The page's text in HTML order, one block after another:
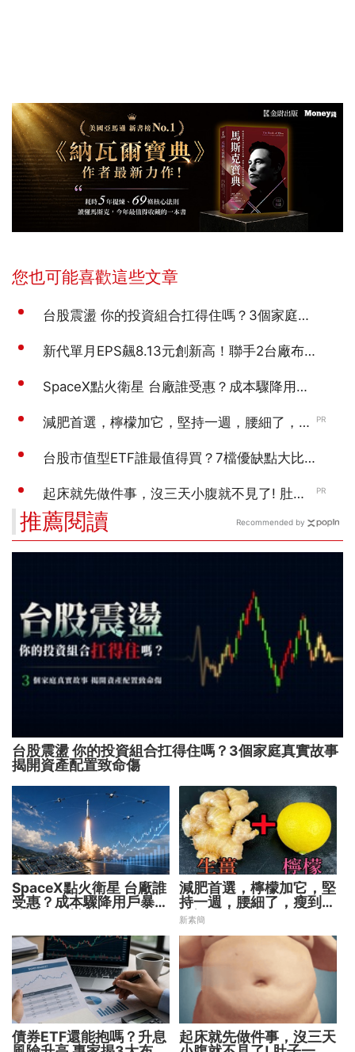
推薦閱讀
台股震盪 你的投資組合扛得住嗎？3個家庭真實故事
揭開資產配置致命傷
SpaceX點火衛星 台廠誰
受惠？成本驟降用戶暴增
減肥首選，檸檬加它，堅
持一週，腰細了，瘦到你
懷疑人生
新素簡
債券ETF還能抱嗎？升息
起床就先做件事，沒三天
Recommended by